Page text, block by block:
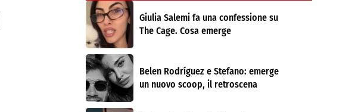
Giulia Salemi fa una confessione su
The Cage. Cosa emerge
Belen Rodríguez e Stefano: emerge
un nuovo scoop, il retroscena